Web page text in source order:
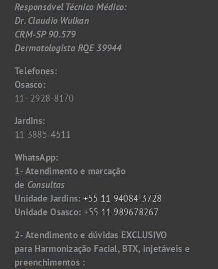
Responsável Técnico Médico:
Dr. Claudio Wulkan
CRM-SP 90.579
Dermatologista RQE 39944
Telefones:
Osasco:
11- 2928-8170
Jardins:
11 3885-4511
WhatsApp:
1- Atendimento e marcação
de Consultas
Unidade Jardins: +55 11 94084-3728
Unidade Osasco: +55 11 989678267
2- Atendimento e dúvidas EXCLUSIVO
para Harmonização Facial, BTX, injetáveis e
preenchimentos :